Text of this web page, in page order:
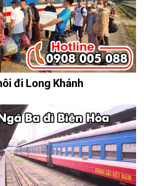
đi Long Khánh